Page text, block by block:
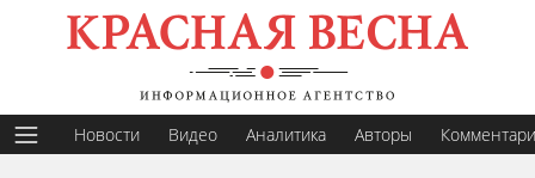
Новости Видео Аналитика Авторы